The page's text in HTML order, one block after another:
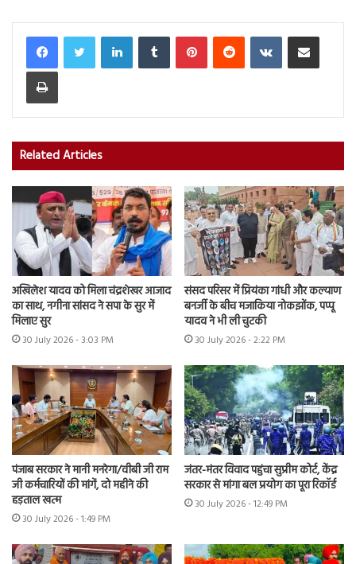
LinkedInTumblr PinterestReddit VKontakteShare via Email
Print
Related Articles
अखिलेश यादव को मिला चंद्रशेखर आजाद
का साथ, नगीना सांसद ने सपा के सुर में
मिलाए सुर
30 July 2026 - 3:03 PM
संसद परिसर में प्रियंका गांधी और कल्याण
बनर्जी के बीच मजाकिया नोकझोंक, पप्पू
यादव ने भी ली चुटकी
30 July 2026 - 2:22 PM
पंजाब सरकार ने मानी मनरेगा/वीबी जी राम
जी कर्मचारियों की मांगें, दो महीने की
हड़ताल खत्म
30 July 2026 - 1:49 PM
जंतर-मंतर विवाद पहुंचा सुप्रीम कोर्ट, केंद्र
सरकार से मांगा बल प्रयोग का पूरा रिकॉर्ड
30 July 2026 - 12:49 PM